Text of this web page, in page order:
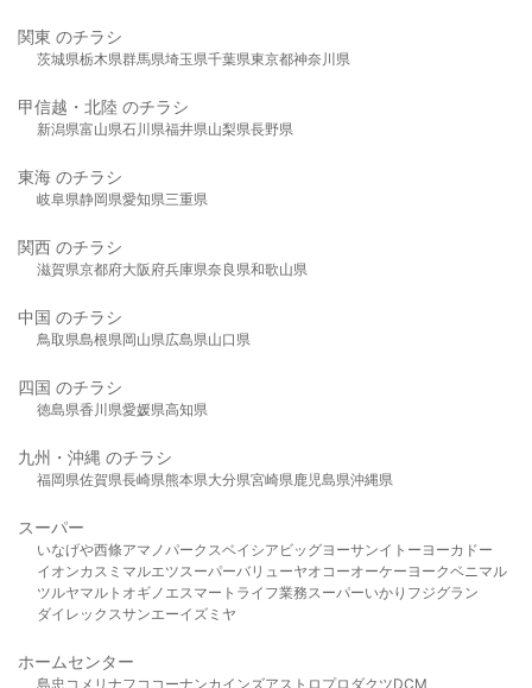
関東 のチラシ
茨城県栃木県群馬県埼玉県千葉県東京都神奈川県
甲信越・北陸 のチラシ
新潟県富山県石川県福井県山梨県長野県
東海 のチラシ
岐阜県静岡県愛知県三重県
関西 のチラシ
滋賀県京都府大阪府兵庫県奈良県和歌山県
中国 のチラシ
鳥取県島根県岡山県広島県山口県
四国 のチラシ
徳島県香川県愛媛県高知県
九州・沖縄 のチラシ
福岡県佐賀県長崎県熊本県大分県宮崎県鹿児島県沖縄県
スーパー
いなげや西條アマノパークスベイシア ビッグヨーサンイトーヨーカドー
イオンカスミ マルエツスーパーバリューヤオコーオーケー ヨークベニマル
ツルヤマルト オギノ エスマート ライフ業務スーパーいかり フジグラン
ダイレックスサンエーイズミヤ
ホームセンター
島忠 コメリ ナフコ コーナンカインズアストロプロダクツDCM